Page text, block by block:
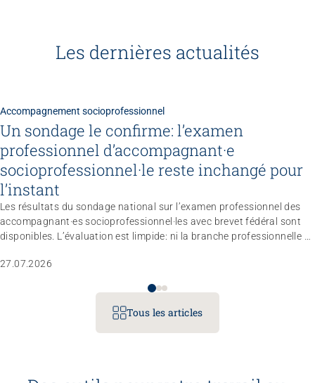
Les dernières actualités
Accompagnement socioprofessionnel
Un sondage le confirme: l’examen
professionnel d’accompagnant·e
socioprofessionnel·le reste inchangé pour
l’instant
Les résultats du sondage national sur l’examen professionnel des
accompagnant·es socioprofessionnel·les avec brevet fédéral sont
disponibles. L’évaluation est limpide: ni la branche professionnelle ni
règlement d’examen dans les trois à quatre prochaines années.
professionnel, les compétences opérationnelles et les conditions
d’admission pour le moment.
27.07.2026
Tous les articles